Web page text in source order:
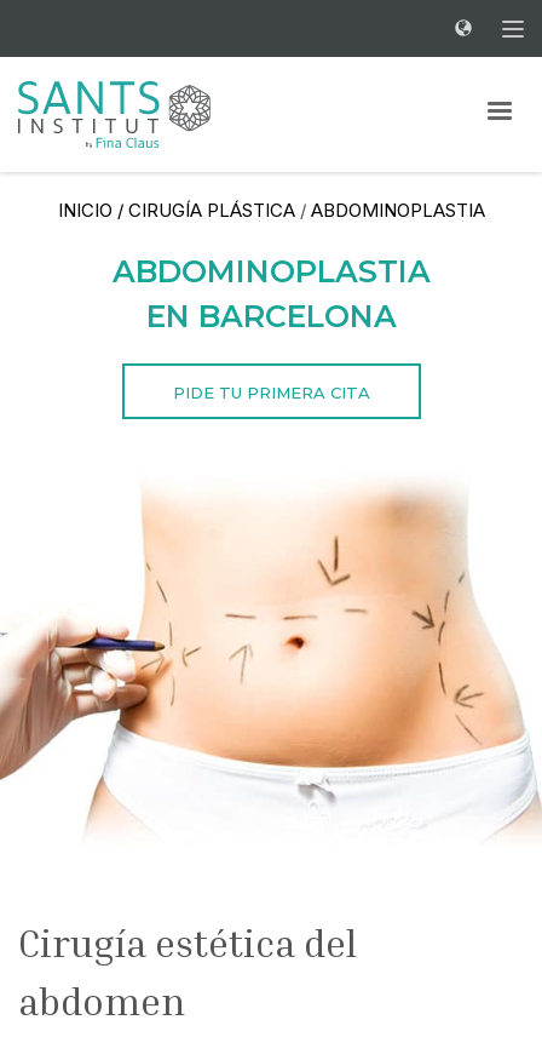
INICIO / CIRUGÍA PLÁSTICA/ ABDOMINOPLASTIA
ABDOMINOPLASTIA
EN BARCELONA
PIDE TU PRIMERA CITA
Cirugía estética del
abdomen